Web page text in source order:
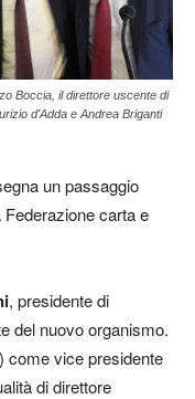
Boccia, il direttore uscente di
d'Adda e Andrea Briganti
un passaggio
carta e
, presidente di
del nuovo organismo.
come vice presidente
di direttore